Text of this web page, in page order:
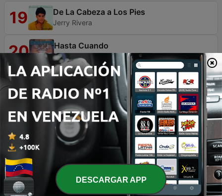
19 De La Cabeza a Los Pies
Jerry Rivera
20 Hasta Cuando
Kittin
21 No Me Acostumbro (En Vivo)
Rey Ruiz
22 Al Aire
Ana
23 La Primavera
José Salgado y Los Colosos
24 El Reloj Cucu
Maelo Ruiz
DESCARGAR APP